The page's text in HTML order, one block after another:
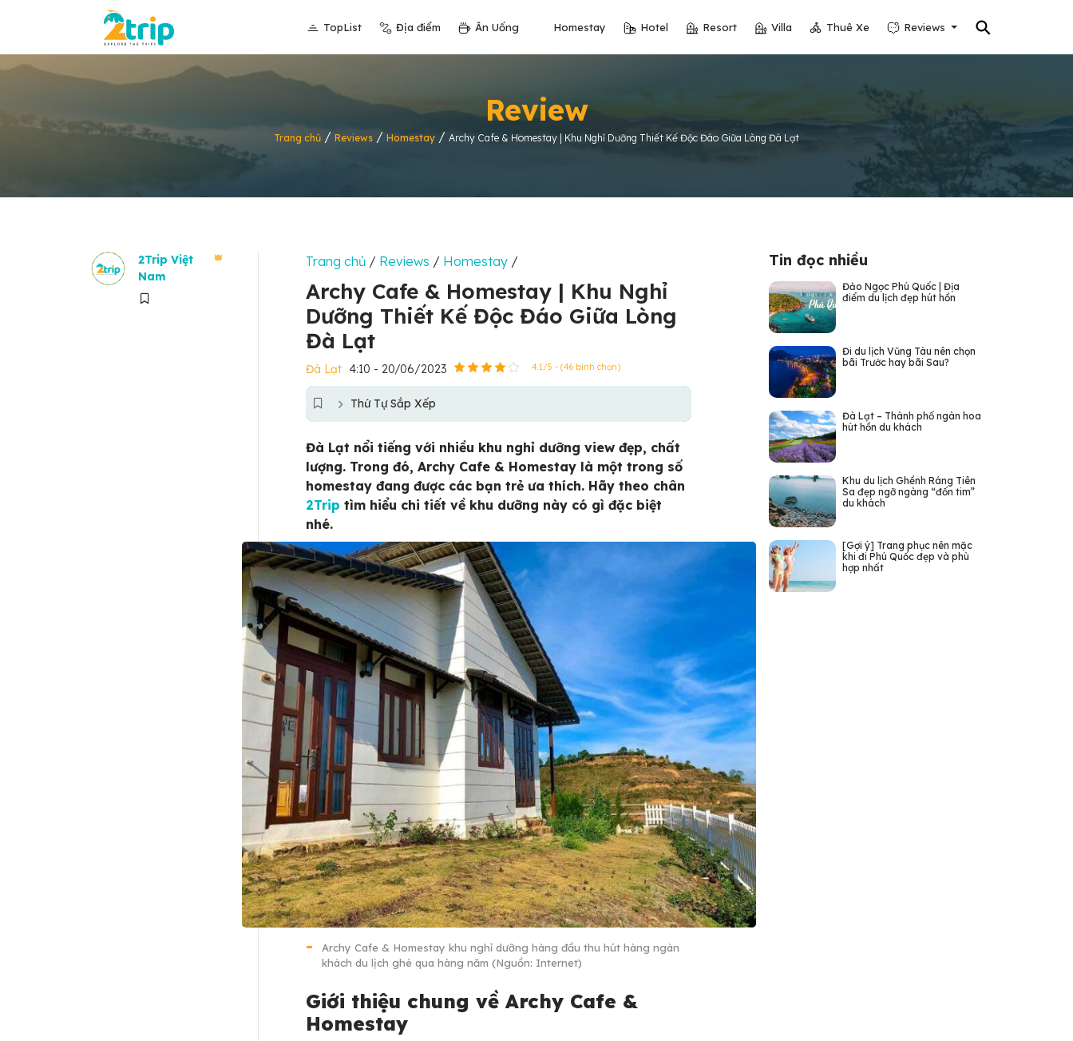
⚲
TopList Địa điểm Ăn Uống Homestay Hotel Resort Villa Thuê Xe Reviews
Review
Trang chủ / Reviews / Homestay / Archy Cafe & Homestay | Khu Nghỉ Dưỡng Thiết Kế Độc Đáo Giữa Lòng Đà Lạt
2Trip Việt
Nam
Trang chủ / Reviews / Homestay /
Archy Cafe & Homestay | Khu Nghỉ
Dưỡng Thiết Kế Độc Đáo Giữa Lòng
Đà Lạt
Đà Lạt 4:10 - 20/06/2023 4.1/5 - (46 bình chọn)
Thứ Tự Sắp Xếp
Đà Lạt nổi tiếng với nhiều khu nghỉ dưỡng view đẹp, chất
lượng. Trong đó, Archy Cafe & Homestay là một trong số
homestay đang được các bạn trẻ ưa thích. Hãy theo chân
2Trip tìm hiểu chi tiết về khu dưỡng này có gì đặc biệt
nhé.
Archy Cafe & Homestay khu nghỉ dưỡng hàng đầu thu hút hàng ngàn
khách du lịch ghé qua hàng năm (Nguồn: Internet)
Giới thiệu chung về Archy Cafe &
Homestay
Tin đọc nhiều
Đảo Ngọc Phú Quốc | Địa
điểm du lịch đẹp hút hồn
Đi du lịch Vũng Tàu nên chọn
bãi Trước hay bãi Sau?
Đà Lạt – Thành phố ngàn hoa
hút hồn du khách
Khu du lịch Ghềnh Ráng Tiên
Sa đẹp ngỡ ngàng “đốn tim”
du khách
[Gợi ý] Trang phục nên mặc
khi đi Phú Quốc đẹp và phù
hợp nhất